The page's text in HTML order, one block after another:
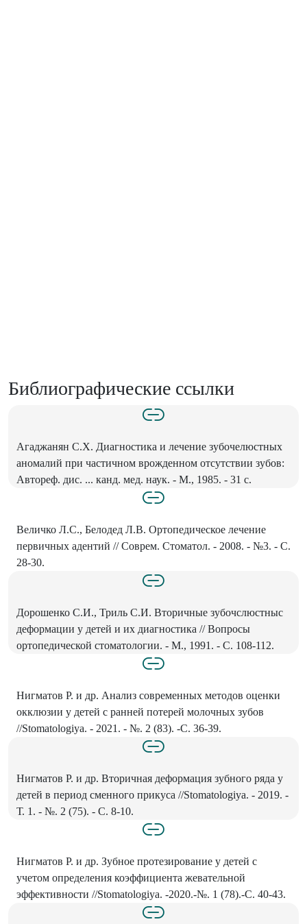
Библиографические ссылки
Агаджанян С.Х. Диагностика и лечение зубочелюстных
аномалий при частичном врожденном отсутствии зубов:
Автореф. дис. ... канд. мед. наук. - М., 1985. - 31 с.
Величко Л.С., Белодед Л.В. Ортопедическое лечение
первичных адентий // Соврем. Стоматол. - 2008. - №3. - С.
28-30.
Дорошенко С.И., Триль С.И. Вторичные зубочслюстныс
деформации у детей и их диагностика // Вопросы
ортопедической стоматологии. - М., 1991. - С. 108-112.
Нигматов Р. и др. Анализ современных методов оценки
окклюзии у детей с ранней потерей молочных зубов
//Stomatologiya. - 2021. - №. 2 (83). -С. 36-39.
Нигматов Р. и др. Вторичная деформация зубного ряда у
детей в период сменного прикуса //Stomatologiya. - 2019. -
Т. 1. - №. 2 (75). - С. 8-10.
Нигматов Р. и др. Зубное протезирование у детей с
учетом определения коэффициента жевательной
эффективности //Stomatologiya. -2020.-№. 1 (78).-С. 40-43.